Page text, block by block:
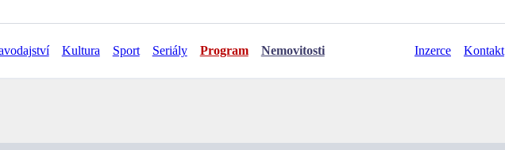
Kultura Sport Seriály Program Nemovitosti Inzerce Kontakt